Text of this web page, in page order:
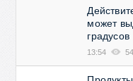
может
градусов
13:54